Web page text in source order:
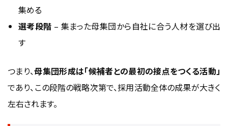
集める
選考段階 – 集まった母集団から自社に合う人材を選び出
す
つまり、母集団形成は「候補者との最初の接点をつくる活動」
であり、この段階の戦略次第で、採用活動全体の成果が大きく
左右されます。